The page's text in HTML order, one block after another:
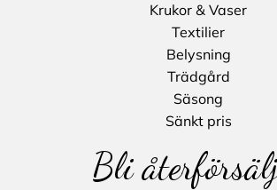
Krukor & Vaser
Textilier
Belysning
Trädgård
Säsong
Sänkt pris
Bli